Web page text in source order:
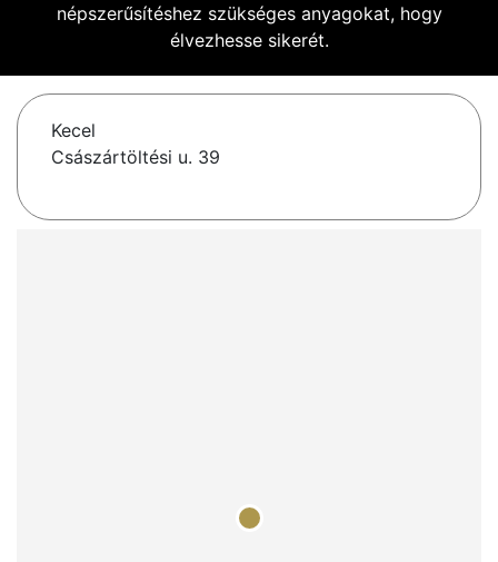
népszerűsítéshez szükséges anyagokat, hogy
élvezhesse sikerét.
Kecel
Császártöltési u. 39